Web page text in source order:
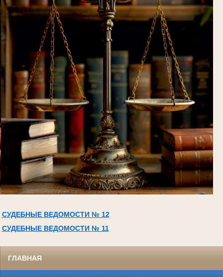
СУДЕБНЫЕ ВЕДОМОСТИ № 12
СУДЕБНЫЕ ВЕДОМОСТИ № 11
ГЛАВНАЯ